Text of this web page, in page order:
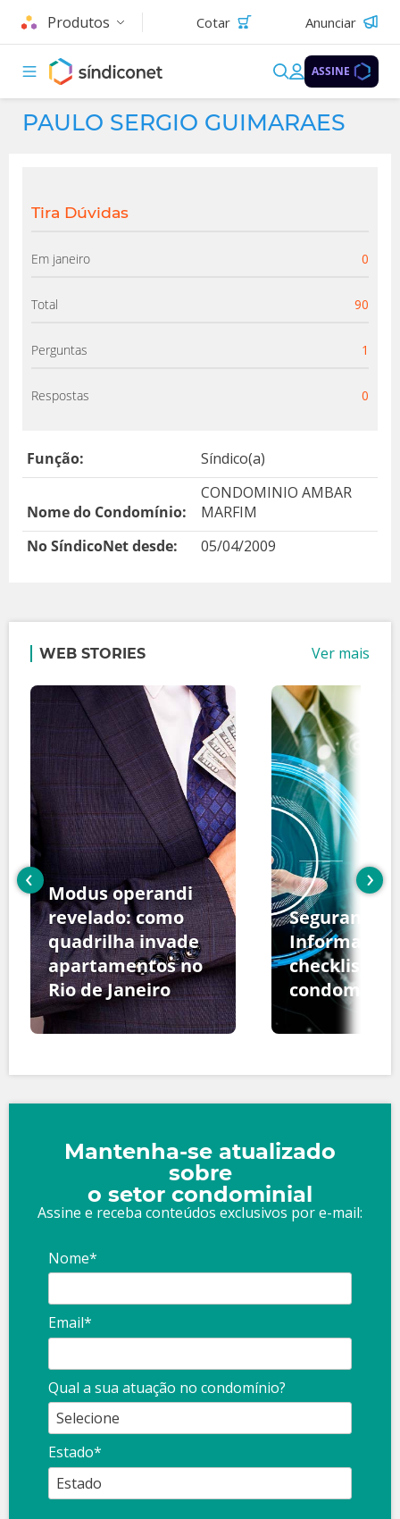
Produtos Cotar Anunciar
ASSINE
PAULO SERGIO GUIMARAES
Tira Dúvidas
Em janeiro 0
Total 90
Perguntas 1
Respostas 0
Função: Síndico(a)
Nome do Condomínio:
CONDOMINIO AMBAR
MARFIM
No SíndicoNet desde:
05/04/2009
WEB STORIES Ver mais
Modus operandi
revelado: como
quadrilha invade
apartamentos no
Rio de Janeiro
Segurança
Informação:
checklist
‹ ›
Mantenha-se atualizado
sobre
o setor condominial
Assine e receba conteúdos exclusivos por e-mail:
Nome*
Email*
Qual a sua atuação no condomínio?
Estado*